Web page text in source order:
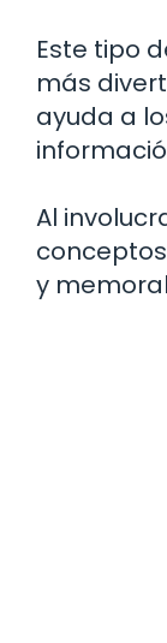
Este tipo
más
ayuda a
Al
y